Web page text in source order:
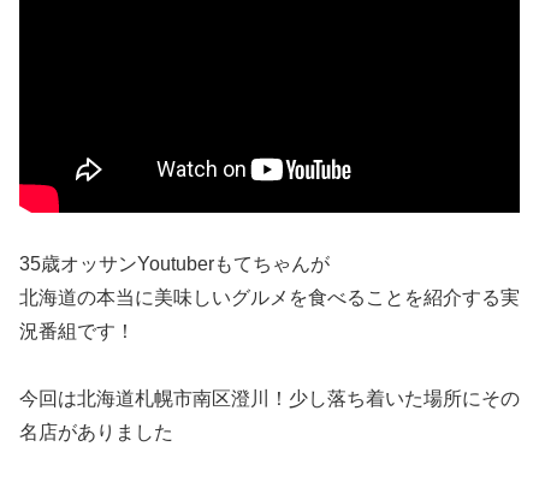
35歳オッサンYoutuberもてちゃんが
北海道の本当に美味しいグルメを食べることを紹介する実
況番組です！
今回は北海道札幌市南区澄川！少し落ち着いた場所にその
名店がありました